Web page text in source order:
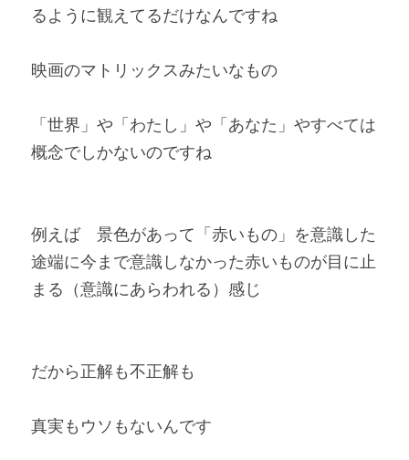
るように観えてるだけなんですね
映画のマトリックスみたいなもの
「世界」や「わたし」や「あなた」やすべては
概念でしかないのですね
例えば　景色があって「赤いもの」を意識した
途端に今まで意識しなかった赤いものが目に止
まる（意識にあらわれる）感じ
だから正解も不正解も
真実もウソもないんです